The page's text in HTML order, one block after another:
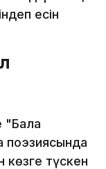
есін
"Бала
поэзиясында
көзге түскен